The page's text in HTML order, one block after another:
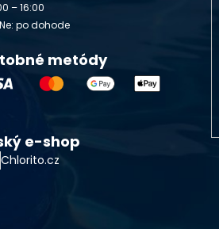
– 16:00
po dohode
metódy
e-shop
Chlorito.cz